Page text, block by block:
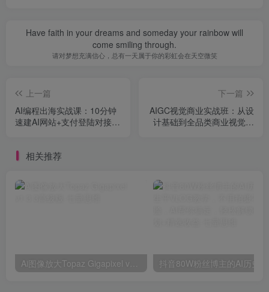
Have faith in your dreams and someday your rainbow will
come smiling through.
请对梦想充满信心，总有一天属于你的彩虹会在天空微笑
上一篇
AI编程出海实战课：10分钟
速建AI网站+支付登陆对接，
下一篇
AIGC视觉商业实战班：从设
计基础到全品类商业视觉，
相关推荐